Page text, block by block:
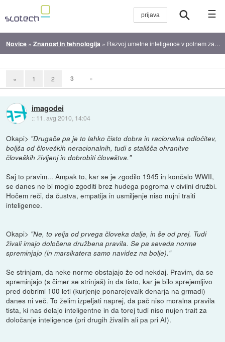
☰
Novice »Znanost in tehnologija » Razvoj umetne inteligence v polnem zamahu
« 1 2 3 »
imagodei
:: 11. avg 2010, 14:04
Okapi> "Drugače pa je to lahko čisto dobra in racionalna odločitev,
boljša od človeških neracionalnih, tudi s stališča ohranitve
človeških življenj in dobrobiti človeštva."
Saj to pravim... Ampak to, kar se je zgodilo 1945 in končalo WWII,
se danes ne bi moglo zgoditi brez hudega pogroma v civilni družbi.
Hočem reči, da čustva, empatija in usmiljenje niso nujni traiti
inteligence.
Okapi> "Ne, to velja od prvega človeka dalje, in še od prej. Tudi
živali imajo določena družbena pravila. Se pa seveda norme
spreminjajo (in marsikatera samo navidez na bolje)."
Se strinjam, da neke norme obstajajo že od nekdaj. Pravim, da se
spreminjajo (s čimer se strinjaš) in da tisto, kar je bilo sprejemljivo
pred dobrimi 100 leti (kurjenje ponarejevalk denarja na grmadi)
danes ni več. To želim izpeljati naprej, da pač niso moralna pravila
tista, ki nas delajo inteligentne in da torej tudi niso nujen trait za
določanje inteligence (pri drugih živalih ali pa pri AI).